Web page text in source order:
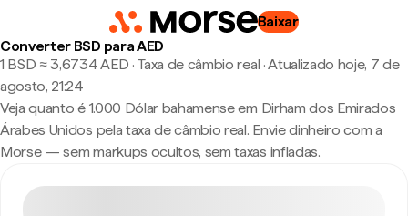
Baixar
Converter BSD para AED
1 BSD ≈ 3,6734 AED · Taxa de câmbio real ·Atualizado hoje, 7 de
agosto, 21:24
Veja quanto é 1.000 Dólar bahamense em Dirham dos Emirados
Árabes Unidos pela taxa de câmbio real. Envie dinheiro com a
Morse — sem markups ocultos, sem taxas infladas.